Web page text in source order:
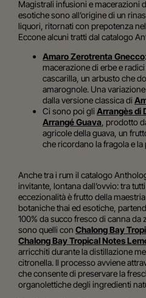
Magistrali infusioni e macerazioni
esotiche sono all’origine di un
liquori, ritornati con prepotenza
Eccone alcuni tratti dal catalogo
Amaro Zerotrenta Gnecco
macerazione di erbe e
cascarilla, un arbusto che
amarognole. Una
dalla versione classica di
Ci sono poi gli Arrangès di
Arrangé Guava, prodotto
agricole della guava, un
chericordano la fragola e la
Anche tra i rum il catalogo
invitante, lontana dall’ovvio: tra
eccezionalità è frutto della
botaniche thai ed esotiche,
100% da succo fresco di canna da
sono quelli con Chalong Bay
Chalong Bay Tropical Notes
arricchiti durante la distillazione
citronella. Il processo avviene
che consente di preservare la
organolettiche degli ingredienti